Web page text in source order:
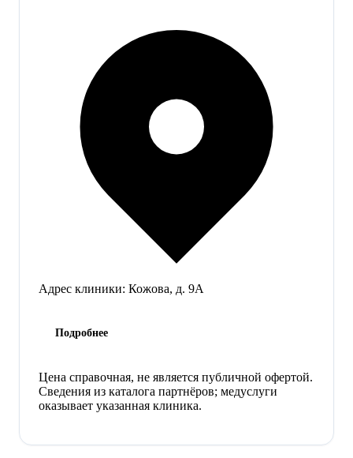
Адрес клиники: Кожова, д. 9А
Подробнее
Цена справочная, не является публичной офертой.
Сведения из каталога партнёров; медуслуги
оказывает указанная клиника.